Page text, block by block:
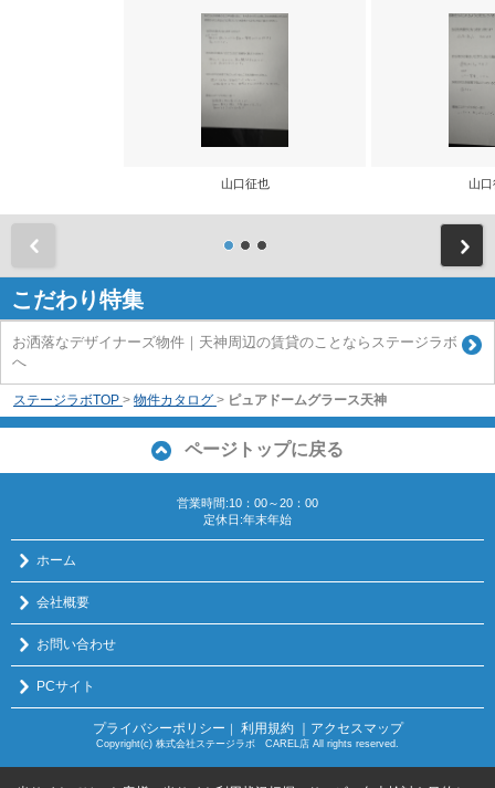
山口征也 山
こだわり特集
お洒落なデザイナーズ物件｜天神周辺の賃貸のことならステージラボ
へ
ステージラボTOP > 物件カタログ > ピュアドームグラース天神
ページトップに戻る
営業時間:10：00～20：00
定休日:年末年始
ホーム
会社概要
お問い合わせ
PCサイト
プライバシーポリシー 利用規約 ｜アクセスマップ
Copyright(c) 株式会社ステージラボ CAREL店 All rights reserved.